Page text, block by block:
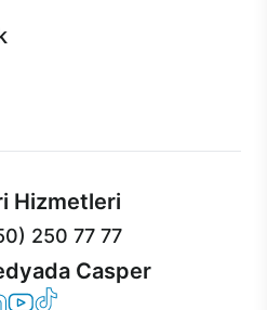
Hizmetleri
250 77 77
Casper
TwitterLinkedIn
Casper YouTube
Casper TikTok